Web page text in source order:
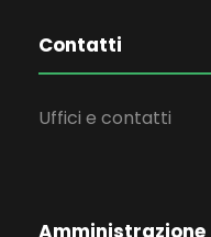
Contatti
Uffici e contatti